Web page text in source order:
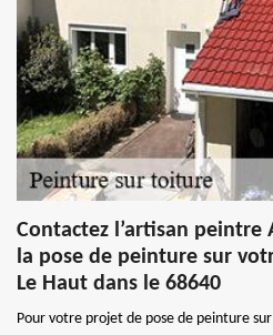
Contactez l’artisan
la pose de peinture sur
Le Haut dans le 68640
Pour votre projet de pose de peinture